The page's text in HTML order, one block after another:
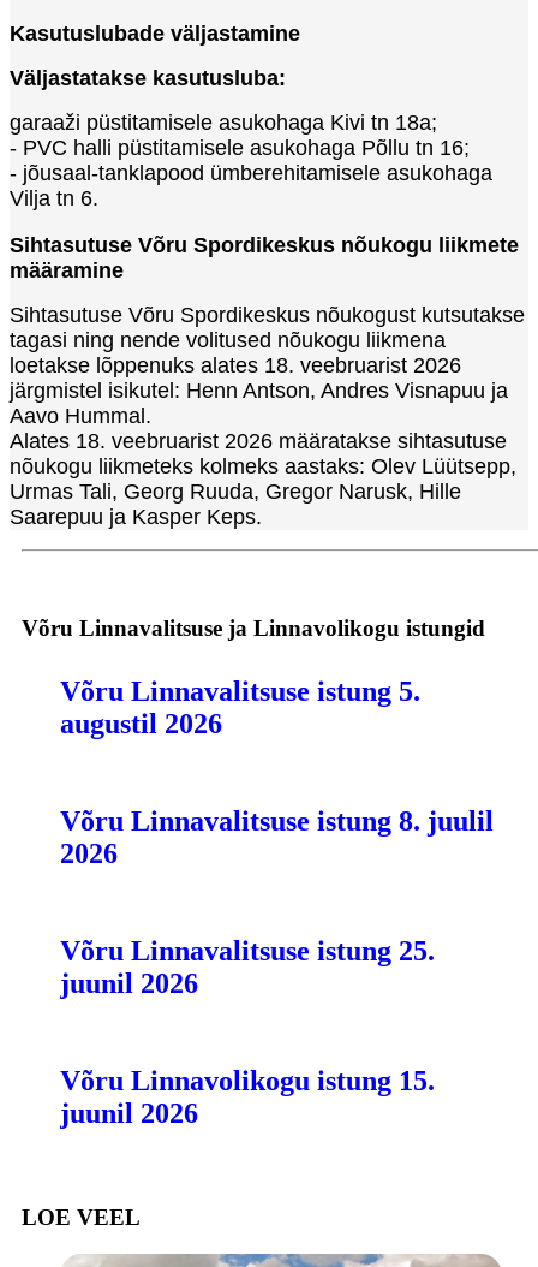
Kasutuslubade väljastamine
Väljastatakse kasutusluba:
garaaži püstitamisele asukohaga Kivi tn 18a;
- PVC halli püstitamisele asukohaga Põllu tn 16;
- jõusaal-tanklapood ümberehitamisele asukohaga
Vilja tn 6.
Sihtasutuse Võru Spordikeskus nõukogu liikmete
määramine
Sihtasutuse Võru Spordikeskus nõukogust kutsutakse
tagasi ning nende volitused nõukogu liikmena
loetakse lõppenuks alates 18. veebruarist 2026
järgmistel isikutel: Henn Antson, Andres Visnapuu ja
Aavo Hummal.
Alates 18. veebruarist 2026 määratakse sihtasutuse
nõukogu liikmeteks kolmeks aastaks: Olev Lüütsepp,
Urmas Tali, Georg Ruuda, Gregor Narusk, Hille
Saarepuu ja Kasper Keps.
Võru Linnavalitsuse ja Linnavolikogu istungid
Võru Linnavalitsuse istung 5.
augustil 2026
Võru Linnavalitsuse istung 8. juulil
2026
Võru Linnavalitsuse istung 25.
juunil 2026
Võru Linnavolikogu istung 15.
juunil 2026
LOE VEEL